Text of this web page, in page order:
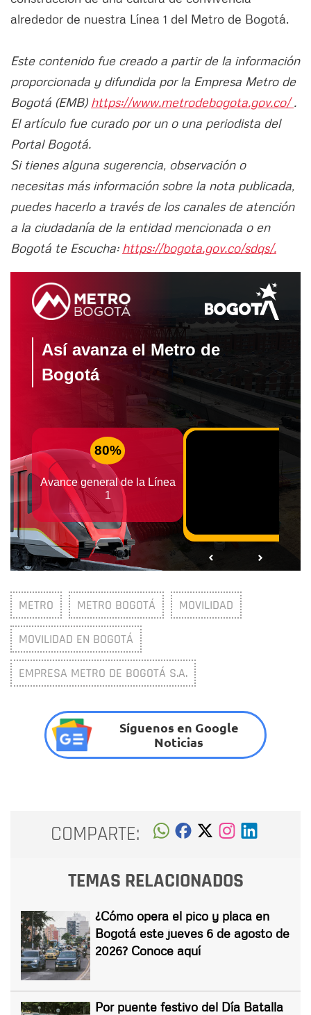
alrededor de nuestra Línea 1 del Metro de Bogotá.
Este contenido fue creado a partir de la información
proporcionada y difundida por la Empresa Metro de
Bogotá (EMB) https://www.metrodebogota.gov.co/.
El artículo fue curado por un o una periodista del
Portal Bogotá.
Si tienes alguna sugerencia, observación o
necesitas más información sobre la nota publicada,
puedes hacerlo a través de los canales de atención
a la ciudadanía de la entidad mencionada o en
Bogotá te Escucha: https://bogota.gov.co/sdqs/.
METRO METRO BOGOTÁ MOVILIDAD
MOVILIDAD EN BOGOTÁ
EMPRESA METRO DE BOGOTÁ S.A.
Síguenos en Google
Noticias
COMPARTE:
TEMAS RELACIONADOS
¿Cómo opera el pico y placa en
Bogotá este jueves 6 de agosto de
2026? Conoce aquí
Por puente festivo del Día Batalla